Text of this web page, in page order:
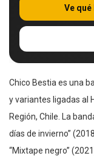
Ve
Chico Bestia es una
y variantes ligadas al
Región, Chile. La
días de invierno”
“Mixtape negro”